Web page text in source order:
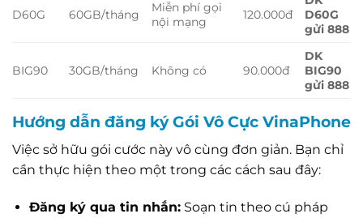
D60G 60GB/tháng
Miễn phí gọi
nội mạng
120.000đ
D60G
gửi 888
BIG90 30GB/tháng Không có 90.000đ
DK
BIG90
gửi 888
Hướng dẫn đăng ký Gói Vô Cực VinaPhone
Việc sở hữu gói cước này vô cùng đơn giản. Bạn chỉ
cần thực hiện theo một trong các cách sau đây:
Đăng ký qua tin nhắn:Soạn tin theo cú pháp